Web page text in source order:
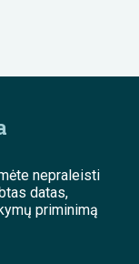
nepraleisti
datas,
priminimą